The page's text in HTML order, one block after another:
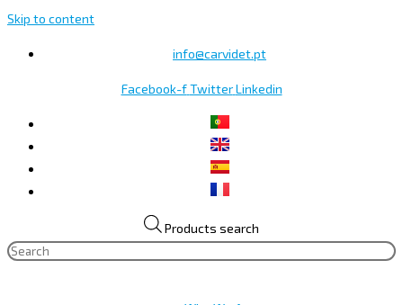
Skip to content
info@carvidet.pt
Facebook-f Twitter Linkedin
Products search